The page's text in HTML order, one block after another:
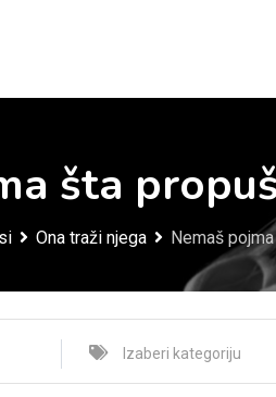
šta
Ona traži njega Nemaš